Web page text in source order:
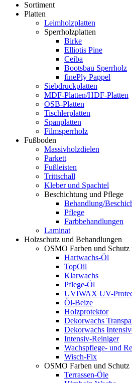
Sortiment
Platten
Leimholzplatten
Sperrholzplatten
Birke
Elliotis Pine
Ceiba
Bootsbau Sperrholz
finePly Pappel
Siebdruckplatten
MDF-Platten/HDF-Platten
OSB-Platten
Tischlerplatten
Spanplatten
Filmsperrholz
Fußboden
Massivholzdielen
Parkett
Fußleisten
Trittschall
Kleber und Spachtel
Beschichtung und Pflege
Behandlung/
Pflege
Farbbehandlungen
Laminat
Holzschutz und Behandlungen
OSMO Farben und Schutz
Hartwachs-Öl
TopOil
Klarwachs
Pflege-Öl
UVIWAX UV-
Öl-Beize
Holzprotektor
Dekorwachs
Dekorwachs
Intensiv-Reiniger
Wachspflege- und
Wisch-Fix
OSMO Farben und Schutz
Terrassen-Öle